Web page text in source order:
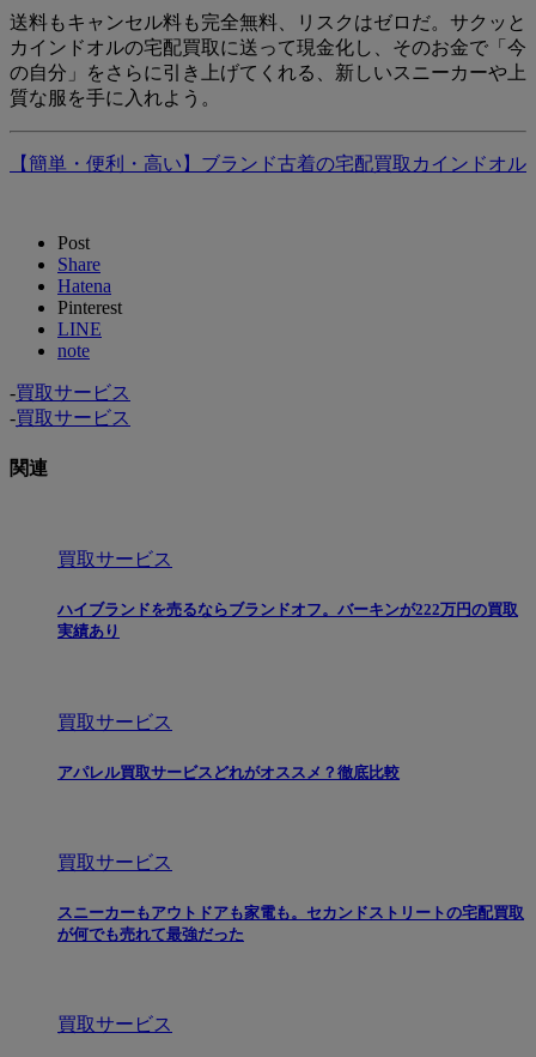
送料もキャンセル料も完全無料、リスクはゼロだ。サクッと
カインドオルの宅配買取に送って現金化し、そのお金で「今
の自分」をさらに引き上げてくれる、新しいスニーカーや上
質な服を手に入れよう。
【簡単・便利・高い】ブランド古着の宅配買取カインドオル
Post
Share
Hatena
Pinterest
LINE
note
-買取サービス
-買取サービス
関連
買取サービス
ハイブランドを売るならブランドオフ。バーキンが222万円の買取
実績あり
買取サービス
アパレル買取サービスどれがオススメ？徹底比較
買取サービス
スニーカーもアウトドアも家電も。セカンドストリートの宅配買取
が何でも売れて最強だった
買取サービス